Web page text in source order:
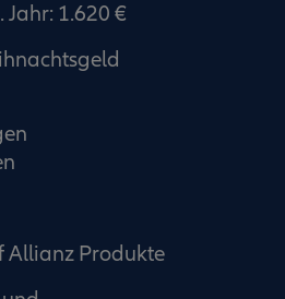
Jahr: 1.620 €
Allianz Produkte